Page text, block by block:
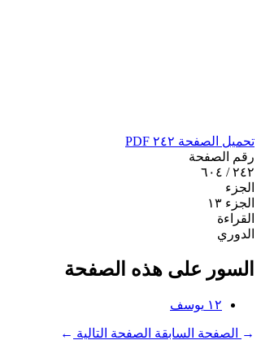
تحميل الصفحة ٢٤٢ PDF
رقم الصفحة
٢٤٢ / ٦٠٤
الجزء
الجزء ١٣
القراءة
الدوري
السور على هذه الصفحة
١٢ يوسف
← الصفحة السابقة الصفحة التالية →